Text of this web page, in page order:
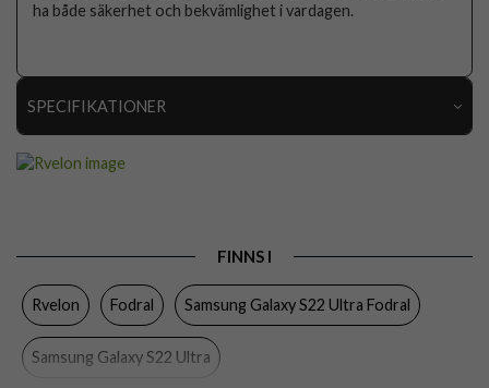
ha både säkerhet och bekvämlighet i vardagen.
SPECIFIKATIONER
Kortfack, Magnetstängning
Färg Brun
FINNS I
Rvelon Fodral Samsung Galaxy S22 Ultra Fodral
Samsung Galaxy S22 Ultra